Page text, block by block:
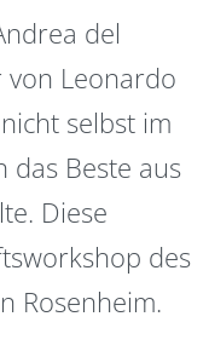
del
Leonardo
selbst im
das Beste aus
Diese
des
Rosenheim.